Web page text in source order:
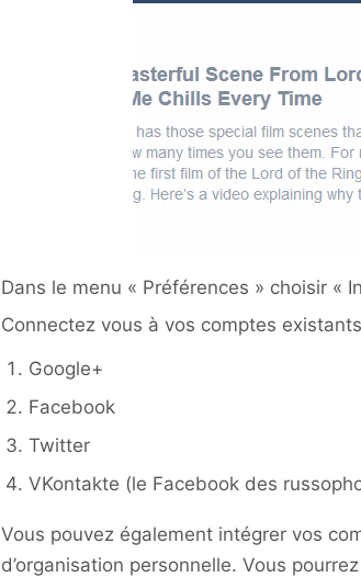
Dans le menu « Préférences » choisir «
Connectez vous à vos comptes
Google+
Facebook
Twitter
VKontakte (le Facebook des
Vous pouvez également intégrer vos
d’organisation personnelle. Vous